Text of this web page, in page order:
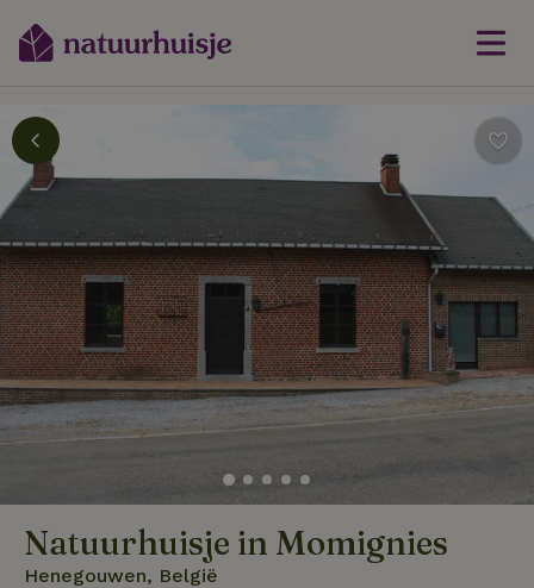
Natuurhuisje in Momignies
Henegouwen, België